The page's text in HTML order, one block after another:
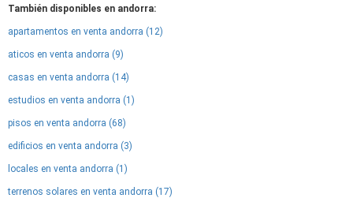
También disponibles en andorra:
apartamentos en venta andorra (12)
aticos en venta andorra (9)
casas en venta andorra (14)
estudios en venta andorra (1)
pisos en venta andorra (68)
edificios en venta andorra (3)
locales en venta andorra (1)
terrenos solares en venta andorra (17)